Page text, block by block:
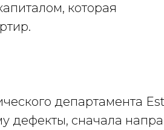
которая
департамента
дефекты, сначала